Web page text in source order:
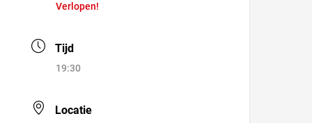
Verlopen!
Tijd
19:30
Locatie